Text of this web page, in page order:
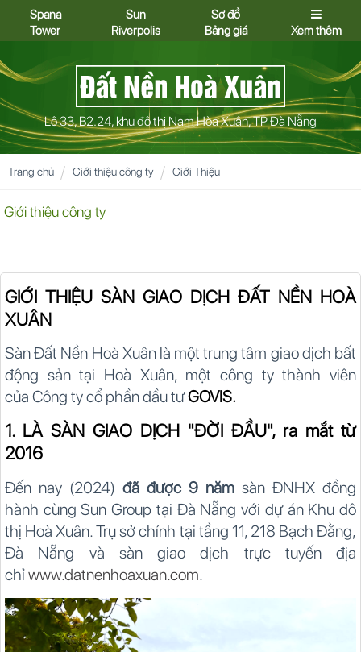
Spana
Tower
Sun
Riverpolis
Sơ đồ
Bảng giá
Xem thêm
Lô 33, B2.24, khu đô thị Nam Hòa Xuân, TP Đà Nẵng
Trang chủ Giới thiệu công ty Giới Thiệu
Giới thiệu công ty
GIỚI THIỆU SÀN GIAO DỊCH ĐẤT NỀN HOÀ
XUÂN
Sàn Đất Nền Hoà Xuân là một trung tâm giao dịch bất
động sản tại Hoà Xuân, một công ty thành viên
của Công ty cổ phần đầu tưGOVIS.
1. LÀ SÀN GIAO DỊCH "ĐỜI ĐẦU", ra mắt từ
2016
Đến nay (2024) đã được 9 năm sàn ĐNHX đồng
hành cùng Sun Group tại Đà Nẵng với dự án Khu đô
thị Hoà Xuân. Trụ sở chính tại tầng 11, 218 Bạch Đằng,
Đà Nẵng và sàn giao dịch trực tuyến địa
chỉwww.datnenhoaxuan.com.